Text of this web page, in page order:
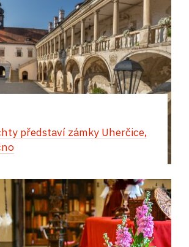
představí zámky Uherčice,